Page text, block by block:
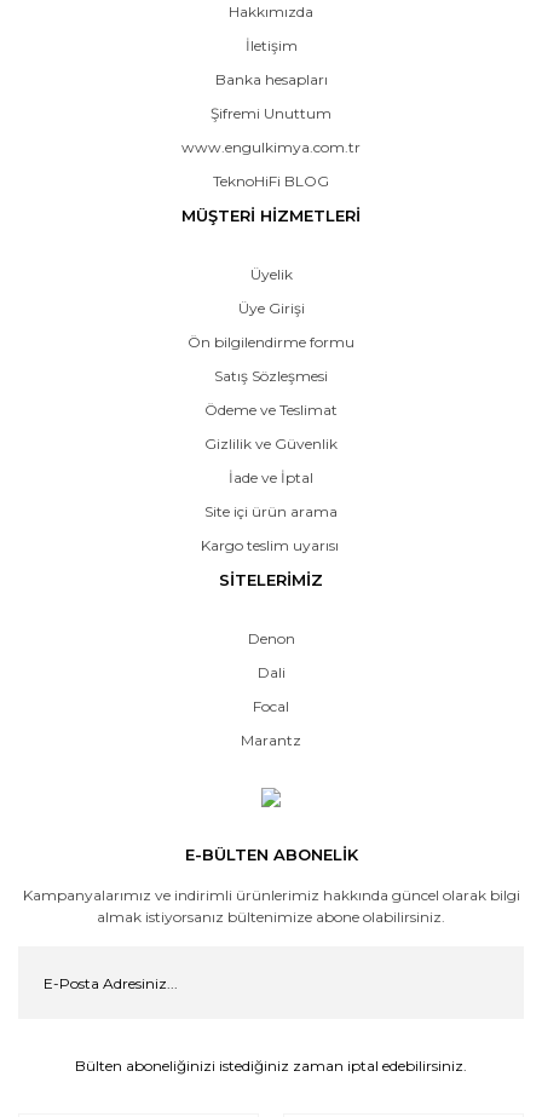
Hakkımızda
İletişim
Banka hesapları
Şifremi Unuttum
www.engulkimya.com.tr
TeknoHiFi BLOG
MÜŞTERİ HİZMETLERİ
Üyelik
Üye Girişi
Ön bilgilendirme formu
Satış Sözleşmesi
Ödeme ve Teslimat
Gizlilik ve Güvenlik
İade ve İptal
Site içi ürün arama
Kargo teslim uyarısı
SİTELERİMİZ
Denon
Dali
Focal
Marantz
E-BÜLTEN ABONELİK
Kampanyalarımız ve indirimli ürünlerimiz hakkında güncel olarak bilgi
almak istiyorsanız bültenimize abone olabilirsiniz.
Bülten aboneliğinizi istediğiniz zaman iptal edebilirsiniz.